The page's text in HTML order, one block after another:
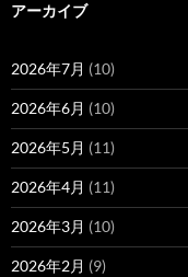
アーカイブ
2026年7月 (10)
2026年6月 (10)
2026年5月 (11)
2026年4月 (11)
2026年3月 (10)
2026年2月 (9)